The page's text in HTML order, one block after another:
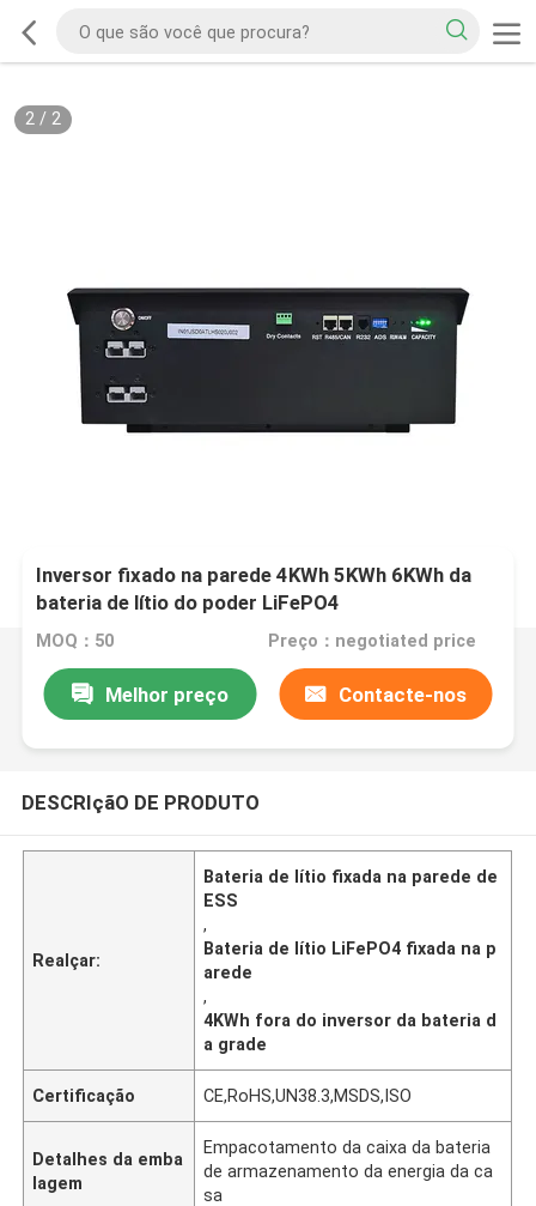
2/ 2
Inversor fixado na parede 4KWh 5KWh 6KWh da
bateria de lítio do poder LiFePO4
MOQ：50 Preço：negotiated price
Melhor preço Contacte-nos
DESCRIçãO DE PRODUTO
Realçar:
Bateria de lítio fixada na parede de
ESS
,
Bateria de lítio LiFePO4 fixada na p
arede
,
4KWh fora do inversor da bateria d
a grade
Certificação CE,RoHS,UN38.3,MSDS,ISO
Detalhes da emba
lagem
Empacotamento da caixa da bateria
de armazenamento da energia da ca
sa